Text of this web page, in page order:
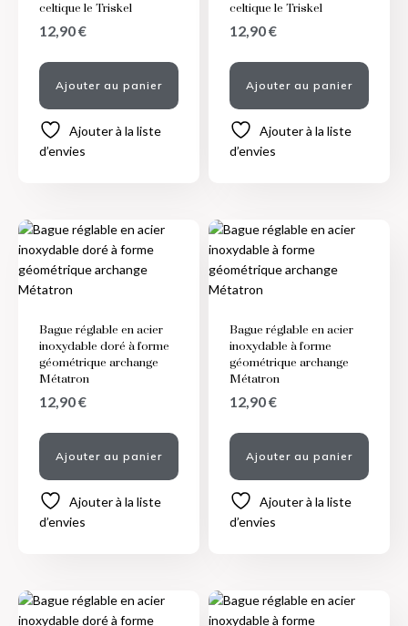
celtique le Triskel
12,90€
Ajouter au panier
Ajouter à la liste
d’envies
celtique le Triskel
12,90€
Ajouter au panier
Ajouter à la liste
d’envies
Bague réglable en acier
inoxydable doré à forme
géométrique archange
Métatron
12,90€
Ajouter au panier
Ajouter à la liste
d’envies
Bague réglable en acier
inoxydable à forme
géométrique archange
Métatron
12,90€
Ajouter au panier
Ajouter à la liste
d’envies